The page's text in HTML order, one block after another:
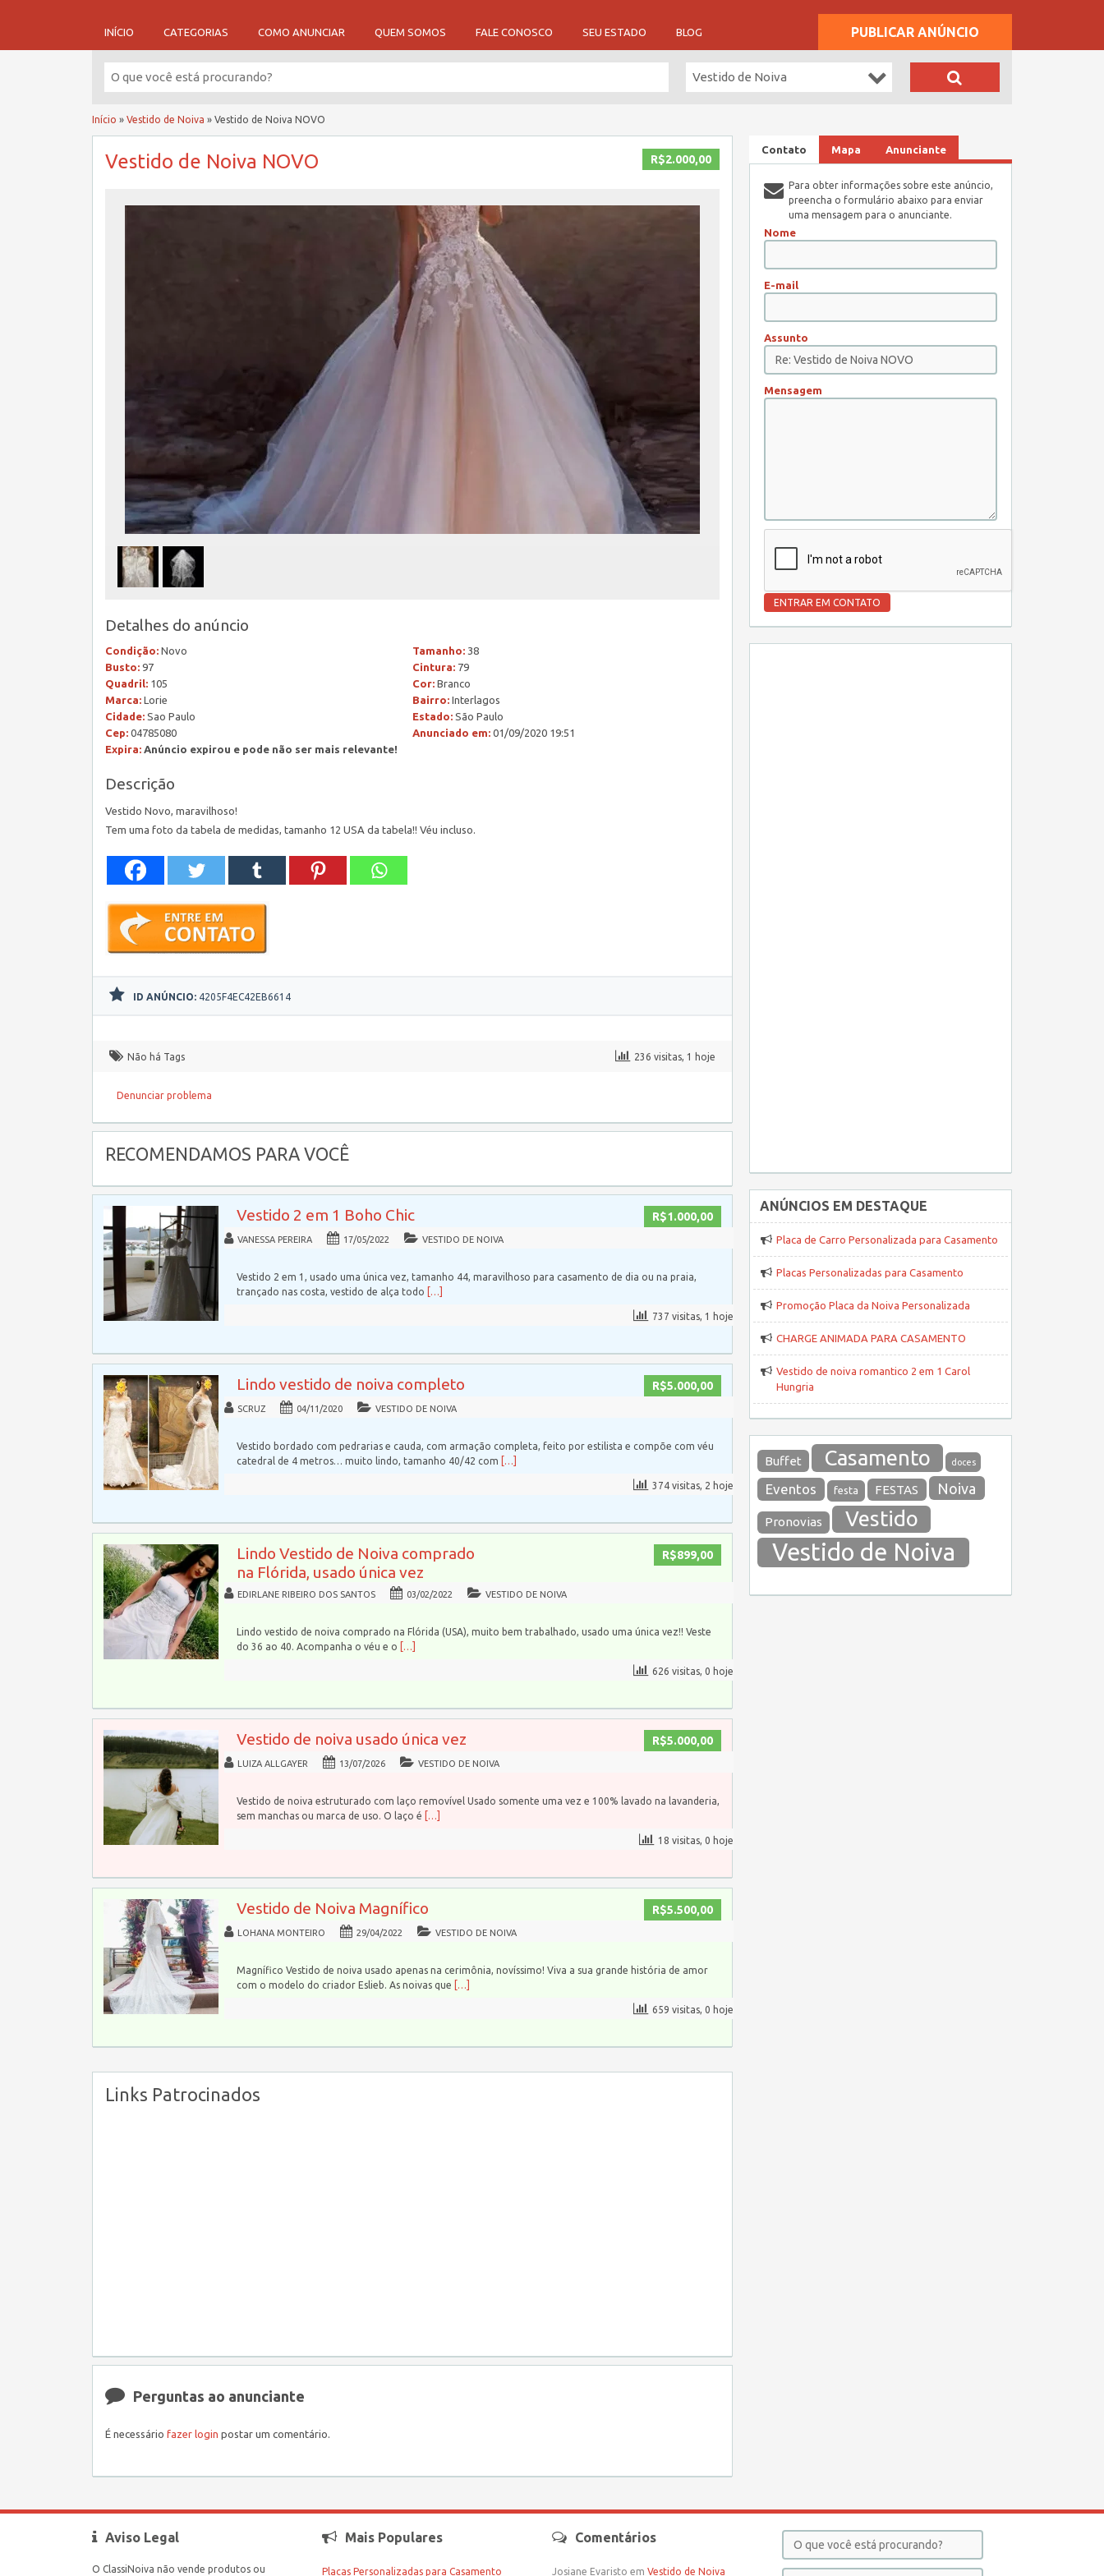
INÍCIO CATEGORIAS COMO ANUNCIAR QUEM SOMOS FALE CONOSCO SEU ESTADO BLOG PUBLICAR ANÚNCIO
Vestido de Noiva
Início » Vestido de Noiva » Vestido de Noiva NOVO
R$2.000,00
Vestido de Noiva NOVO
Detalhes do anúncio
Condição: Novo Tamanho: 38
Busto: 97 Cintura: 79
Quadril: 105 Cor: Branco
Marca: Lorie Bairro: Interlagos
Cidade: Sao Paulo Estado: São Paulo
Cep: 04785080 Anunciado em: 01/09/2020 19:51
Expira: Anúncio expirou e pode não ser mais relevante!
Descrição
Vestido Novo, maravilhoso!
Tem uma foto da tabela de medidas, tamanho 12 USA da tabela!! Véu incluso.
ID ANÚNCIO: 4205F4EC42EB6614
Não há Tags 236 visitas, 1 hoje
Denunciar problema
RECOMENDAMOS PARA VOCÊ
R$1.000,00
Vestido 2 em 1 Boho Chic
VANESSA PEREIRA 17/05/2022 VESTIDO DE NOIVA
Vestido 2 em 1, usado uma única vez, tamanho 44, maravilhoso para casamento de dia ou na praia,
trançado nas costa, vestido de alça todo […]
737 visitas, 1 hoje
R$5.000,00
Lindo vestido de noiva completo
SCRUZ 04/11/2020 VESTIDO DE NOIVA
Vestido bordado com pedrarias e cauda, com armação completa, feito por estilista e compõe com véu
catedral de 4 metros… muito lindo, tamanho 40/42 com […]
374 visitas, 2 hoje
R$899,00
Lindo Vestido de Noiva comprado
na Flórida, usado única vez
EDIRLANE RIBEIRO DOS SANTOS 03/02/2022 VESTIDO DE NOIVA
Lindo vestido de noiva comprado na Flórida (USA), muito bem trabalhado, usado uma única vez!! Veste
do 36 ao 40. Acompanha o véu e o […]
626 visitas, 0 hoje
R$5.000,00
Vestido de noiva usado única vez
LUIZA ALLGAYER 13/07/2026 VESTIDO DE NOIVA
Vestido de noiva estruturado com laço removível Usado somente uma vez e 100% lavado na lavanderia,
sem manchas ou marca de uso. O laço é […]
18 visitas, 0 hoje
R$5.500,00
Vestido de Noiva Magnífico
LOHANA MONTEIRO 29/04/2022 VESTIDO DE NOIVA
Magnífico Vestido de noiva usado apenas na cerimônia, novíssimo! Viva a sua grande história de amor
com o modelo do criador Eslieb. As noivas que […]
659 visitas, 0 hoje
Links Patrocinados
Perguntas ao anunciante
É necessário fazer login postar um comentário.
Contato Mapa Anunciante
Para obter informações sobre este anúncio,
preencha o formulário abaixo para enviar
uma mensagem para o anunciante.
Nome
E-mail
Assunto
Mensagem
ANÚNCIOS EM DESTAQUE
Placa de Carro Personalizada para Casamento
Placas Personalizadas para Casamento
Promoção Placa da Noiva Personalizada
CHARGE ANIMADA PARA CASAMENTO
Vestido de noiva romantico 2 em 1 Carol
Hungria
Buffet Casamento doces
Eventos festa FESTAS Noiva
Pronovias Vestido
Vestido de Noiva
Aviso Legal
O ClassiNoiva não vende produtos ou
Mais Populares
Placas Personalizadas para Casamento
Comentários
Josiane Evaristo em Vestido de Noiva